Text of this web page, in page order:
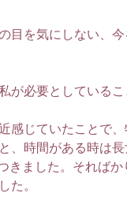
目を気にしない、
が必要としている
感じていたことで
、時間がある時は
ました。それば
た。